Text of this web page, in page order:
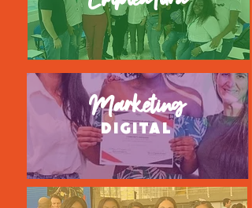
Marketing
digital